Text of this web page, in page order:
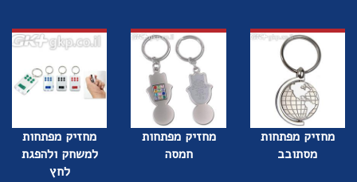
מחזיק מפתחות
מסתובב
מחזיק מפתחות
חמסה
מחזיק מפתחות
למשחק ולהפגת
לחץ